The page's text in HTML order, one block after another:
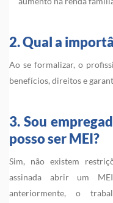
2. Qual a
Ao se formalizar, o
benefícios, direitos e
3. Sou
posso ser MEI?
Sim, não existem
assinada abrir um
anteriormente, o